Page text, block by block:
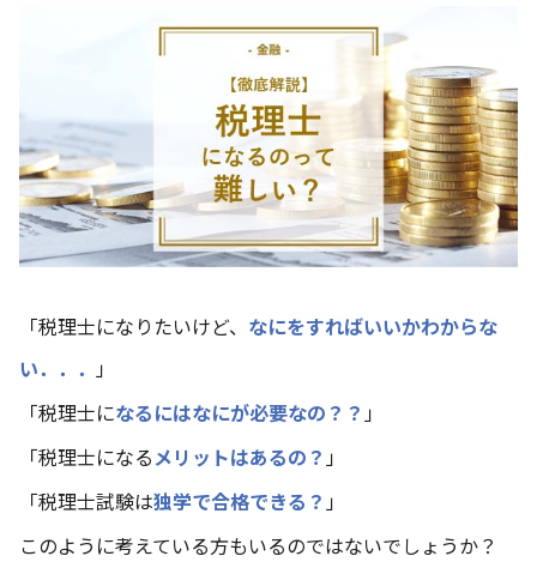
「税理士になりたいけど、 なにをすればいいかわからな
い．．． 」
「税理士になるにはなにが必要なの？？ 」
「税理士になるメリットはあるの？ 」
「税理士試験は独学で合格できる？ 」
このように考えている方もいるのではないでしょうか？